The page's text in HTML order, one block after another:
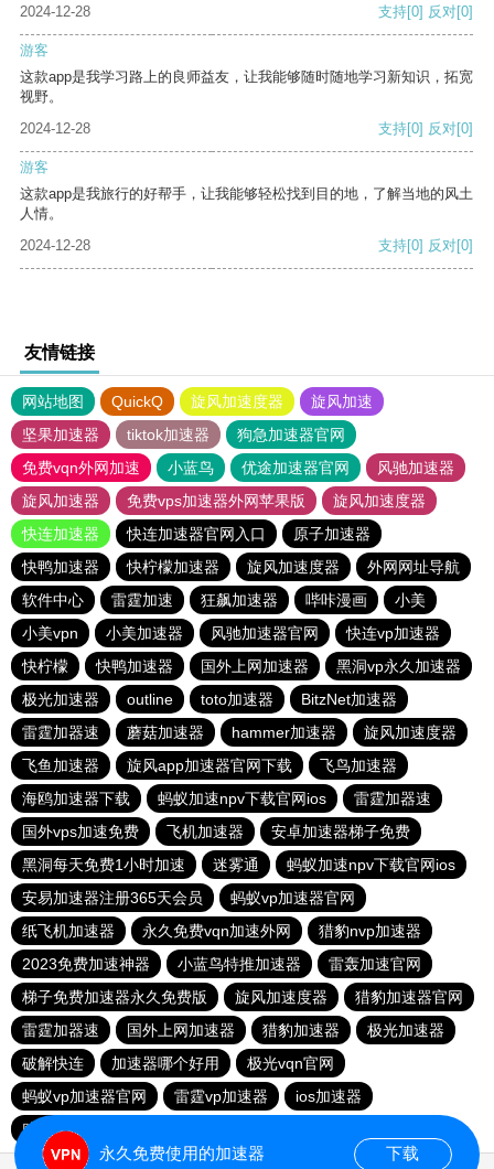
2024-12-28 支持[0] 反对[0]
游客
这款app是我学习路上的良师益友，让我能够随时随地学习新知识，拓宽
视野。
2024-12-28
支持[0] 反对[0]
游客
这款app是我旅行的好帮手，让我能够轻松找到目的地，了解当地的风土
人情。
2024-12-28
支持[0] 反对[0]
友情链接
网站地图 QuickQ 旋风加速度器
旋风加速
坚果加速器
tiktok加速器
狗急加速器官网
免费vqn外网加速
小蓝鸟 优途加速器官网
风驰加速器
旋风加速器
免费vps加速器外网苹果版
旋风加速度器
快连加速器
快连加速器官网入口
原子加速器
快鸭加速器
快柠檬加速器 旋风加速度器
外网网址导航
软件中心
雷霆加速 狂飙加速器 哔咔漫画
小美
小美vpn
小美加速器 风驰加速器官网
快连vp加速器
快柠檬
快鸭加速器 国外上网加速器
黑洞vp永久加速器
极光加速器
outline toto加速器
BitzNet加速器
雷霆加器速
蘑菇加速器 hammer加速器
旋风加速度器
飞鱼加速器
旋风app加速器官网下载
飞鸟加速器
海鸥加速器下载
蚂蚁加速npv下载官网ios
雷霆加器速
国外vps加速免费
飞机加速器
安卓加速器梯子免费
黑洞每天免费1小时加速
迷雾通
蚂蚁加速npv下载官网ios
安易加速器注册365天会员
蚂蚁vp加速器官网
纸飞机加速器
永久免费vqn加速外网
猎豹nvp加速器
2023免费加速神器
小蓝鸟特推加速器
雷轰加速官网
梯子免费加速器永久免费版
旋风加速度器
猎豹加速器官网
雷霆加器速
国外上网加速器 猎豹加速器
极光加速器
破解快连
加速器哪个好用
极光vqn官网
蚂蚁vp加速器官网
雷霆vp加速器
ios加速器
赔钱机场官网
永久免费使用的加速器 下载